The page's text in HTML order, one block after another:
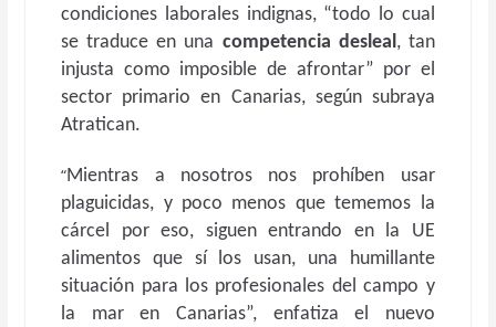
condiciones laborales indignas, “todo lo cual
se traduce en una competencia desleal , tan
injusta como imposible de afrontar” por el
sector primario en Canarias, según subraya
Atratican.
“Mientras a nosotros nos prohíben usar
plaguicidas, y poco menos que tememos la
cárcel por eso, siguen entrando en la UE
alimentos que sí los usan, una humillante
situación para los profesionales del campo y
la mar en Canarias”, enfatiza el nuevo